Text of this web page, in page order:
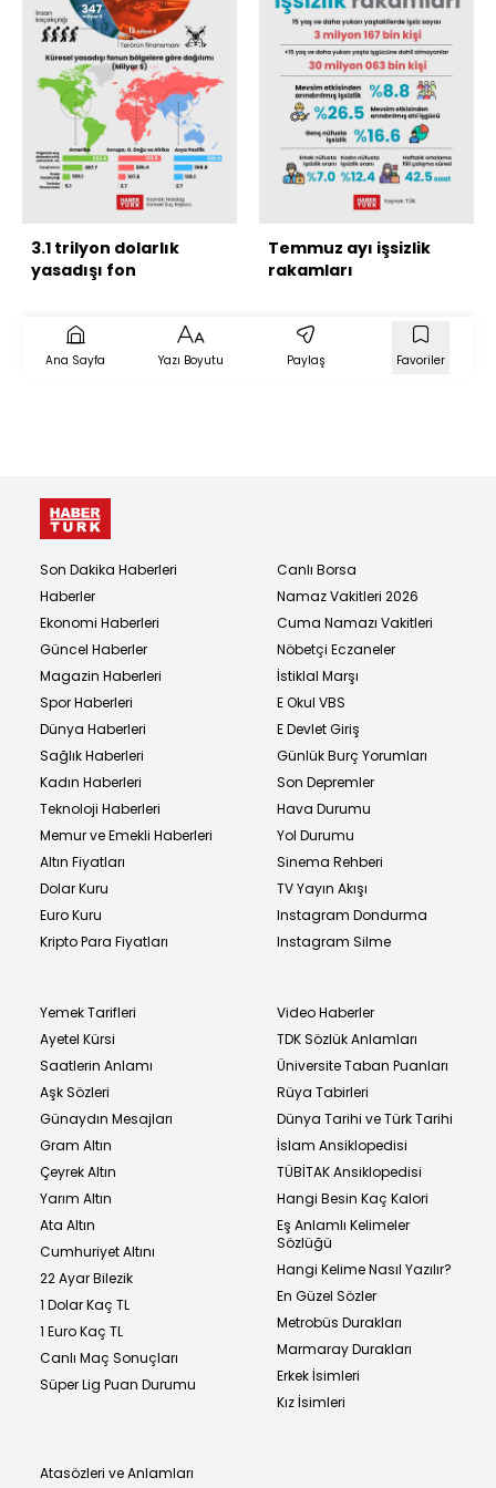
3.1 trilyon dolarlık
yasadışı fon
Temmuz ayı işsizlik
rakamları
Ana Sayfa Yazı Boyutu Paylaş Favoriler
Son Dakika Haberleri
Haberler
Ekonomi Haberleri
Güncel Haberler
Magazin Haberleri
Spor Haberleri
Dünya Haberleri
Sağlık Haberleri
Kadın Haberleri
Teknoloji Haberleri
Memur ve Emekli Haberleri
Altın Fiyatları
Dolar Kuru
Euro Kuru
Kripto Para Fiyatları
Canlı Borsa
Namaz Vakitleri 2026
Cuma Namazı Vakitleri
Nöbetçi Eczaneler
İstiklal Marşı
E Okul VBS
E Devlet Giriş
Günlük Burç Yorumları
Son Depremler
Hava Durumu
Yol Durumu
Sinema Rehberi
TV Yayın Akışı
Instagram Dondurma
Instagram Silme
Yemek Tarifleri
Ayetel Kürsi
Saatlerin Anlamı
Aşk Sözleri
Günaydın Mesajları
Gram Altın
Çeyrek Altın
Yarım Altın
Ata Altın
Cumhuriyet Altını
22 Ayar Bilezik
1 Dolar Kaç TL
1 Euro Kaç TL
Canlı Maç Sonuçları
Süper Lig Puan Durumu
Video Haberler
TDK Sözlük Anlamları
Üniversite Taban Puanları
Rüya Tabirleri
Dünya Tarihi ve Türk Tarihi
İslam Ansiklopedisi
TÜBİTAK Ansiklopedisi
Hangi Besin Kaç Kalori
Eş Anlamlı Kelimeler
Sözlüğü
Hangi Kelime Nasıl Yazılır?
En Güzel Sözler
Metrobüs Durakları
Marmaray Durakları
Erkek İsimleri
Kız İsimleri
Atasözleri ve Anlamları